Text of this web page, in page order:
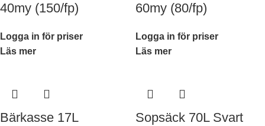
40my (150/fp)
Logga in för priser
Läs mer
60my (80/fp)
Logga in för priser
Läs mer
Bärkasse 17L
Sopsäck 70L Svart